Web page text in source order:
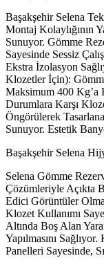
Başakşehir Selena
Montaj Kolaylığının
Sunuyor. Gömme
Sayesinde Sessiz
Ekstra İzolasyon
Klozetler İçin):
Maksimum 400 Kg’a
Durumlara Karşı
Öngörülerek
Sunuyor. Estetik
Başakşehir Selena
Selena Gömme
Çözümleriyle Açıkta
Edici Görüntüler
Klozet Kullanımı
Altında Boş Alan
Yapılmasını
Panelleri Sayesinde,